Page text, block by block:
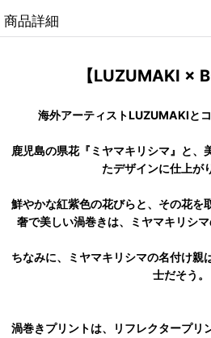
商品詳細
【LUZUMAKI ×
海外アーティストLUZUMAKIと
鹿児島の県花『ミヤマキリシマ』と、
たデザインに仕上が
鮮やかな紅紫色の花びらと、その花を
奢で美しい渦巻きは、ミヤマキリシマ
ちなみに、ミヤマキリシマの名付け親
士だそう。
渦巻きプリントは、リフレクタープリ